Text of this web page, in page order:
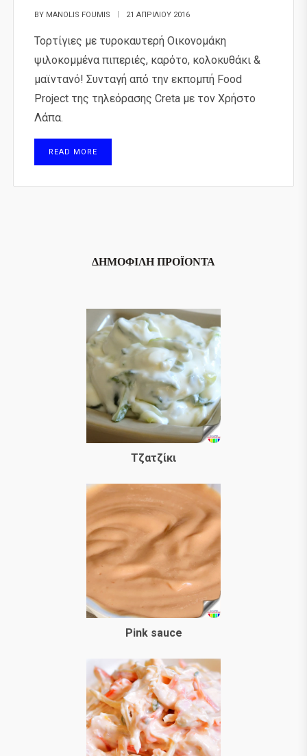
ΔΗΜΟΦΙΛΉ ΠΡΟΪΌΝΤΑ
Τζατζίκι
Pink sauce
BY MANOLIS FOUMIS 21 ΑΠΡΙΛΊΟΥ 2016
Τορτίγιες με τυροκαυτερή Οικονομάκη
ψιλοκομμένα πιπεριές, καρότο, κολοκυθάκι &
μαϊντανό! Συνταγή από την εκπομπή Food
Project της τηλεόρασης Creta με τον Χρήστο
Λάπα.
READ MORE